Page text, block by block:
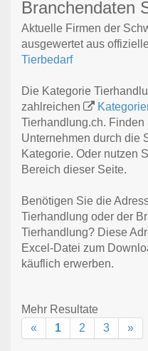
Branchendaten
Aktuelle Firmen der
ausgewertet aus
Tierbedarf
Die Kategorie
zahlreichen
Tierhandlung.ch.
Unternehmen durch die
Kategorie. Oder nutzen
Bereich dieser Seite.
Benötigen Sie die
Tierhandlung oder der
Tierhandlung? Diese
Excel-Datei zum
käuflich erwerben.
Mehr Resultate
«
1 2 3 »